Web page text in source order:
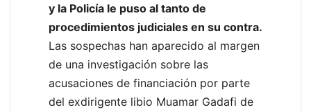
y la Policía le puso al tanto de
procedimientos judiciales en su contra.
Las sospechas han aparecido al margen
de una investigación sobre las
acusaciones de financiación por parte
del exdirigente libio Muamar Gadafi de